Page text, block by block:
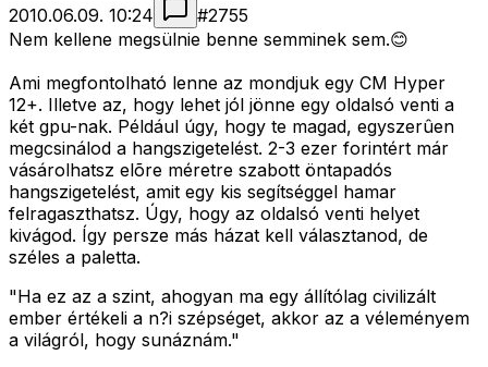
2010.06.09. 10:24 #2755
Nem kellene megsülnie benne semminek sem.😊
Ami megfontolható lenne az mondjuk egy CM Hyper
12+. Illetve az, hogy lehet jól jönne egy oldalsó venti a
két gpu-nak. Például úgy, hogy te magad, egyszerûen
megcsinálod a hangszigetelést. 2-3 ezer forintért már
vásárolhatsz elõre méretre szabott öntapadós
hangszigetelést, amit egy kis segítséggel hamar
felragaszthatsz. Úgy, hogy az oldalsó venti helyet
kivágod. Így persze más házat kell választanod, de
széles a paletta.
"Ha ez az a szint, ahogyan ma egy állítólag civilizált
ember értékeli a n?i szépséget, akkor az a véleményem
a világról, hogy sunáznám."